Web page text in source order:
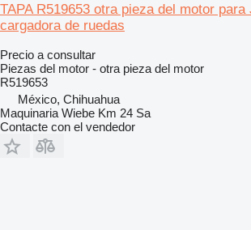
TAPA R519653 otra pieza del motor para
cargadora de ruedas
Precio a consultar
Piezas del motor - otra pieza del motor
R519653
México, Chihuahua
Maquinaria Wiebe Km 24 Sa
Contacte con el vendedor